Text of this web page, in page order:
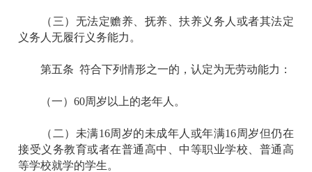
（三）无法定赡养、抚养、扶养义务人或者其法定
义务人无履行义务能力。
第五条 符合下列情形之一的，认定为无劳动能力：
（一）60周岁以上的老年人。
（二）未满16周岁的未成年人或年满16周岁但仍在
接受义务教育或者在普通高中、中等职业学校、普通高
等学校就学的学生。